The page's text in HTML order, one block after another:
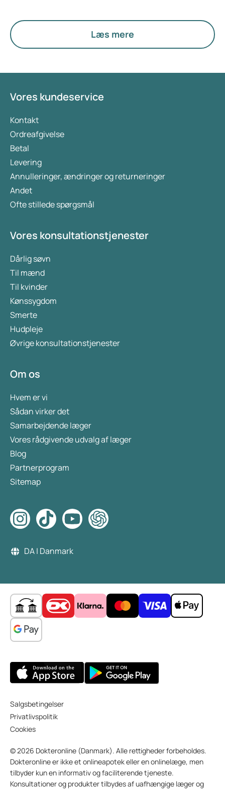
æggestokkenes funktion.
Læs mere
Vores kundeservice
Kontakt
Ordreafgivelse
Betal
Levering
Annulleringer, ændringer og returneringer
Andet
Ofte stillede spørgsmål
Vores konsultationstjenester
Dårlig søvn
Til mænd
Til kvinder
Kønssygdom
Smerte
Hudpleje
Øvrige konsultationstjenester
Om os
Hvem er vi
Sådan virker det
Samarbejdende læger
Vores rådgivende udvalg af læger
Blog
Partnerprogram
Sitemap
DA | Danmark
Salgsbetingelser
Privatlivspolitik
Cookies
© 2026 Dokteronline (Danmark). Alle rettigheder forbeholdes.
Dokteronline er ikke et onlineapotek eller en onlinelæge, men
tilbyder kun en informativ og faciliterende tjeneste.
Konsultationer og produkter tilbydes af uafhængige læger og